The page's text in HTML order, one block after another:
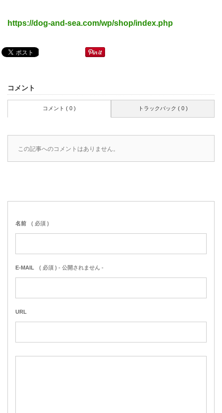
https://dog-and-sea.com/wp/shop/index.php
コメント
コメント ( 0 ) トラックバック ( 0 )
この記事へのコメントはありません。
名前 ( 必須 )
E-MAIL ( 必須 ) - 公開されません -
URL